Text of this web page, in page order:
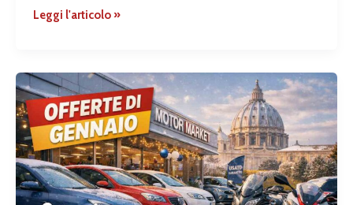
Leggi l'articolo »
Gennaio:
perché
un
mese
strategico
per
comprare